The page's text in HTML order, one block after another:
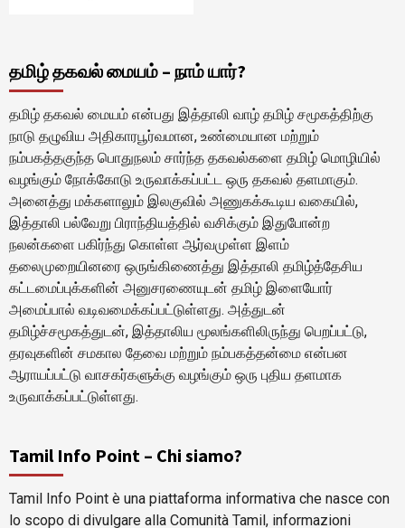
தமிழ் தகவல் மையம் – நாம் யார்?
தமிழ் தகவல் மையம் என்பது இத்தாலி வாழ் தமிழ் சமூகத்திற்கு
நாடு தழுவிய அதிகாரபூர்வமான, உண்மையான மற்றும்
நம்பகத்தகுந்த பொதுநலம் சார்ந்த தகவல்களை தமிழ் மொழியில்
வழங்கும் நோக்கோடு உருவாக்கப்பட்ட ஒரு தகவல் தளமாகும்.
அனைத்து மக்களாலும் இலகுவில் அணுகக்கூடிய வகையில்,
இத்தாலி பல்வேறு பிராந்தியத்தில் வசிக்கும் இதுபோன்ற
நலன்களை பகிர்ந்து கொள்ள ஆர்வமுள்ள இளம்
தலைமுறையினரை ஒருங்கிணைத்து இத்தாலி தமிழ்த்தேசிய
கட்டமைப்புக்களின் அனுசரணையுடன் தமிழ் இளையோர்
அமைப்பால் வடிவமைக்கப்பட்டுள்ளது. அத்துடன்
தமிழ்ச்சமூகத்துடன், இத்தாலிய மூலங்களிலிருந்து பெறப்பட்டு,
தரவுகளின் சமகால தேவை மற்றும் நம்பகத்தன்மை என்பன
ஆராயப்பட்டு வாசகர்களுக்கு வழங்கும் ஒரு புதிய தளமாக
உருவாக்கப்பட்டுள்ளது.
Tamil Info Point – Chi siamo?
Tamil Info Point è una piattaforma informativa che nasce con
lo scopo di divulgare alla Comunità Tamil, informazioni